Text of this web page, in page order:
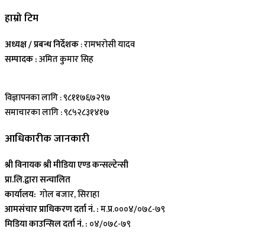
हाम्रो टिम
अध्यक्ष / प्रबन्ध निर्देशक: रामभरोसी यादव
सम्पादक :अमित कुमार सिह
विज्ञापनका लागि : ९८११७६७२९७
समाचारका लागि : ९८५२८३१४१७
आधिकारीक जानकारी
श्री विनायक श्री मीडिया एण्ड कन्सल्टेन्सी
प्रा.लि.द्वारा सन्चालित
कार्यालय: गोल बजार, सिराहा
आमसंचार प्राधिकरण दर्ता नं. :म.प्र.०००४/०७८-७९
मिडिया काउन्सिल दर्ता नं. : ०४/०७८-७९